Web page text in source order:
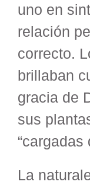
uno en
relación
correcto.
brillaban
gracia de
sus
“cargadas
La